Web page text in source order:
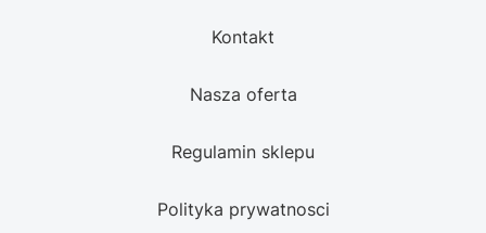
Kontakt
Nasza oferta
Regulamin sklepu
Polityka prywatnosci